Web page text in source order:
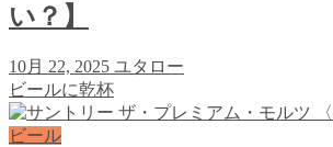
い？】
10月 22, 2025 ユタロー
ビールに乾杯
ビール